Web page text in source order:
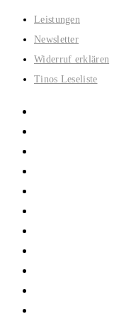
Zum
Inhalt
springen
Leistungen
Newsletter
Widerruf erklären
Tinos Leseliste